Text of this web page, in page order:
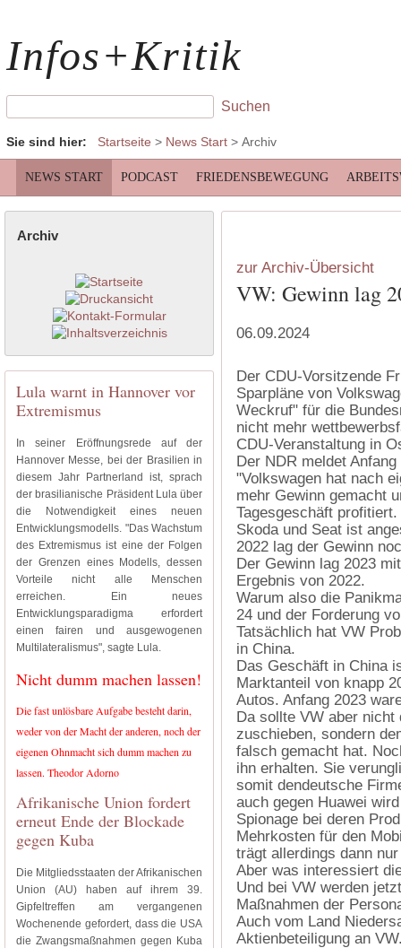
Infos+Kritik
Sie sind hier: Startseite > News Start > Archiv
NEWS START PODCAST FRIEDENSBEWEGUNG
Archiv
Lula warnt in Hannover vor
Extremismus
In seiner Eröffnungsrede auf der
Hannover Messe, bei der Brasilien in
diesem Jahr Partnerland ist, sprach
der brasilianische Präsident Lula über
die Notwendigkeit eines neuen
Entwicklungsmodells. "Das Wachstum
des Extremismus ist eine der Folgen
der Grenzen eines Modells, dessen
Vorteile nicht alle Menschen
erreichen. Ein neues
Entwicklungsparadigma erfordert
einen fairen und ausgewogenen
Multilateralismus", sagte Lula.
Nicht dumm machen lassen!
Die fast unlösbare Aufgabe besteht darin,
weder von der Macht der anderen, noch der
eigenen Ohnmacht sich dumm machen zu
lassen. Theodor Adorno
Afrikanische Union fordert
erneut Ende der Blockade
gegen Kuba
Die Mitgliedsstaaten der Afrikanischen
Union (AU) haben auf ihrem 39.
Gipfeltreffen am vergangenen
Wochenende gefordert, dass die USA
die Zwangsmaßnahmen gegen Kuba
zur Archiv-Übersicht
VW: Gewinn lag
06.09.2024
Der CDU-Vorsitzende
Sparpläne von
Weckruf" für die
nicht mehr
CDU-Veranstaltung in
Der NDR meldet Anfang
"Volkswagen hat nach
mehr Gewinn gemacht
Tagesgeschäft
Skoda und Seat ist
2022 lag der Gewinn
Der Gewinn lag 2023
Ergebnis von 2022.
Warum also die
24 und der Forderung
Tatsächlich hat VW
in China.
Das Geschäft in China
Marktanteil von knapp
Autos. Anfang 2023
Da sollte VW aber nicht
zuschieben, sondern
falsch gemacht hat.
ihn erhalten. Sie
somit dendeutsche
auch gegen Huawei
Spionage bei deren
Mehrkosten für den
trägt allerdings dann
Aber was interessiert
Und bei VW werden
Maßnahmen der
Auch vom Land
Aktienbeteiligung an